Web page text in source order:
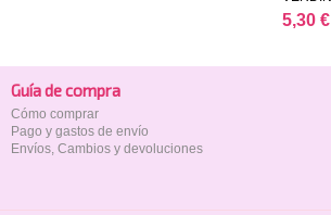
5,30 €
Guía de compra
Cómo comprar
Pago y gastos de envío
Envíos, Cambios y devoluciones